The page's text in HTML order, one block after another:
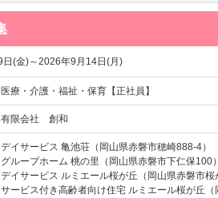
(金)～2026年9月14日(月)
医療・介護・福祉・保育【正社員】
有限会社 創和
デイサービス 亀池荘（岡山県赤磐市穂崎888-4）
グループホーム 桃の里（岡山県赤磐市下仁保100
デイサービス ルミエール桜が丘（岡山県赤磐市
サービス付き高齢者向け住宅 ルミエール桜が丘